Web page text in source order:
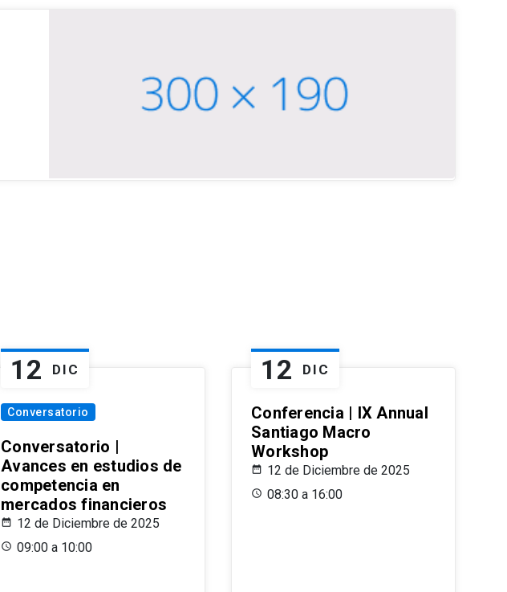
12 DIC
Conversatorio
Conversatorio |
Avances en estudios de
competencia en
mercados financieros
12 de Diciembre de 2025
09:00 a 10:00
12 DIC
Conferencia | IX Annual
Santiago Macro
Workshop
12 de Diciembre de 2025
08:30 a 16:00